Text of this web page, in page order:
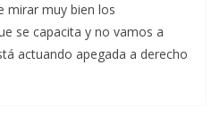
mirar muy bien los
se capacita y no vamos a
actuando apegada a derecho